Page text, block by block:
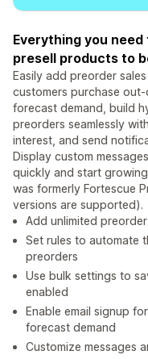
Everything you
presell products to
Easily add preorder
customers purchase
forecast demand, build
preorders seamlessly
interest, and send
Display custom
quickly and start
was formerly Fortescue
versions are supported).
Add unlimited
Set rules to automate
preorders
Use bulk settings to
enabled
Enable email signup
forecast demand
Customize messages